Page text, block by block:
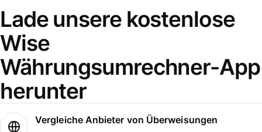
Lade unsere kostenlose
Wise
Währungsumrechner-App
herunter
Vergleiche Anbieter von Überweisungen